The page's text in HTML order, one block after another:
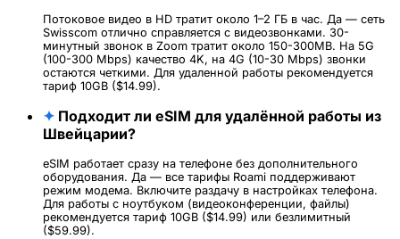
Потоковое видео в HD тратит около 1–2 ГБ в час. Да — сеть
Swisscom отлично справляется с видеозвонками. 30-
минутный звонок в Zoom тратит около 150-300MB. На 5G
(100-300 Mbps) качество 4K, на 4G (10-30 Mbps) звонки
остаются четкими. Для удаленной работы рекомендуется
тариф 10GB ($14.99).
✦ Подходит ли eSIM для удалённой работы из
Швейцарии?
eSIM работает сразу на телефоне без дополнительного
оборудования. Да — все тарифы Roami поддерживают
режим модема. Включите раздачу в настройках телефона.
Для работы с ноутбуком (видеоконференции, файлы)
рекомендуется тариф 10GB ($14.99) или безлимитный
($59.99).